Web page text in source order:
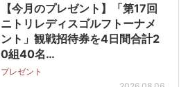
【今月のプレゼント】「第17回
ニトリレディスゴルフトーナメ
ント」観戦招待券を4日間合計2
0組40名…
プレゼント